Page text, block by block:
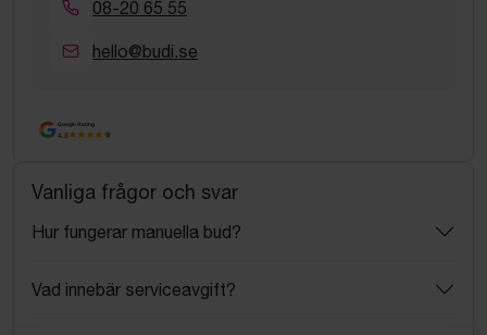
08-20 65 55
hello@budi.se
Google Rating
4.5
Vanliga frågor och svar
Hur fungerar manuella bud?
Vad innebär serviceavgift?